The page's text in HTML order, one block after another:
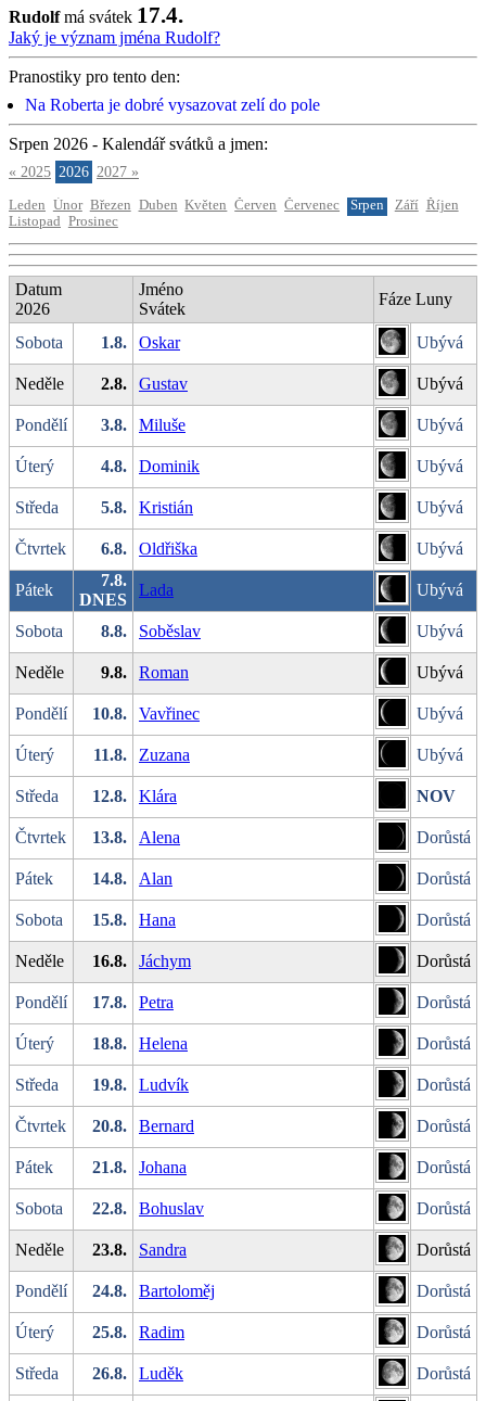
Rudolfmá svátek 17.4.
Jaký je význam jména Rudolf?
Pranostiky pro tento den:
Na Roberta je dobré vysazovat zelí do pole
Srpen 2026 - Kalendář svátků a jmen:
« 2025 2026 2027 »
Leden Únor Březen Duben Květen Červen Červenec Srpen Září Říjen
Listopad Prosinec
Datum
2026
Jméno
Svátek
Fáze Luny
Sobota 1.8. Oskar Ubývá
Neděle 2.8. Gustav Ubývá
Pondělí 3.8. Miluše Ubývá
Úterý 4.8. Dominik Ubývá
Středa 5.8. Kristián Ubývá
Čtvrtek 6.8. Oldřiška Ubývá
Pátek
7.8.
DNES
Lada Ubývá
Sobota 8.8. Soběslav Ubývá
Neděle 9.8. Roman Ubývá
Pondělí 10.8. Vavřinec Ubývá
Úterý 11.8. Zuzana Ubývá
Středa 12.8. Klára NOV
Čtvrtek 13.8. Alena Dorůstá
Pátek 14.8. Alan Dorůstá
Sobota 15.8. Hana Dorůstá
Neděle 16.8. Jáchym Dorůstá
Pondělí 17.8. Petra Dorůstá
Úterý 18.8. Helena Dorůstá
Středa 19.8. Ludvík Dorůstá
Čtvrtek 20.8. Bernard Dorůstá
Pátek 21.8. Johana Dorůstá
Sobota 22.8. Bohuslav Dorůstá
Neděle 23.8. Sandra Dorůstá
Pondělí 24.8. Bartoloměj Dorůstá
Úterý 25.8. Radim Dorůstá
Středa 26.8. Luděk Dorůstá